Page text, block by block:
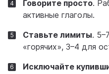
Говорите просто.
активные глаголы.
Ставьте лимиты.
«горячих», 3–4 для
Исключайте